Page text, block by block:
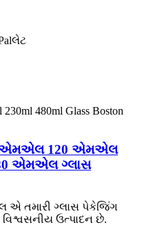
120 એમએલ
એમએલ ગ્લાસ
એ તમારી ગ્લાસ પેકેજિંગ
ઉત્પાદન છે.